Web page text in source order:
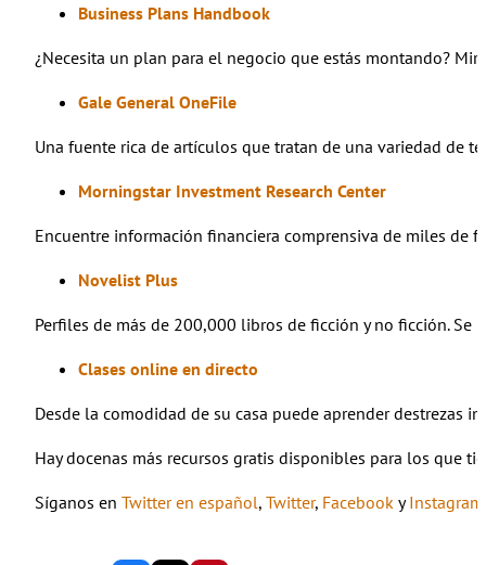
Business Plans Handbook
¿Necesita un plan para el negocio que estás montando?
Gale General OneFile
Una fuente rica de artículos que tratan de una variedad de
Morningstar Investment Research Center
Encuentre información financiera comprensiva de miles de
Novelist Plus
Perfiles de más de 200,000 libros de ficción y no ficción.
Clases online en directo
Desde la comodidad de su casa puede aprender
Hay docenas más recursos gratis disponibles para los que
Síganos en Twitter en español, Twitter, FacebookyInstagram